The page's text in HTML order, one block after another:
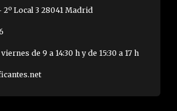
2º Local 3 28041 Madrid
de 9 a 14:30 h y de 15:30 a 17 h